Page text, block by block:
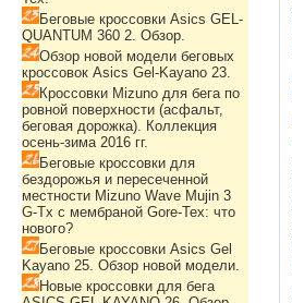
Беговые кроссовки Asics GEL-
QUANTUM 360 2. Обзор.
Обзор новой модели беговых
кроссовок Asics Gel-Kayano 23.
Кроссовки Mizuno для бега по
ровной поверхности (асфальт,
беговая дорожка). Коллекция
осень-зима 2016 гг.
Беговые кроссовки для
бездорожья и пересеченной
местности Mizuno Wave Mujin 3
G-Tx с мембраной Gore-Tex: что
нового?
Беговые кроссовки Asics Gel
Kayano 25. Обзор новой модели.
Новые кроссовки для бега